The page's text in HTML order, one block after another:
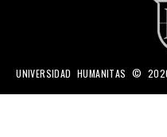
UNIVERSIDAD HUMANITAS ©